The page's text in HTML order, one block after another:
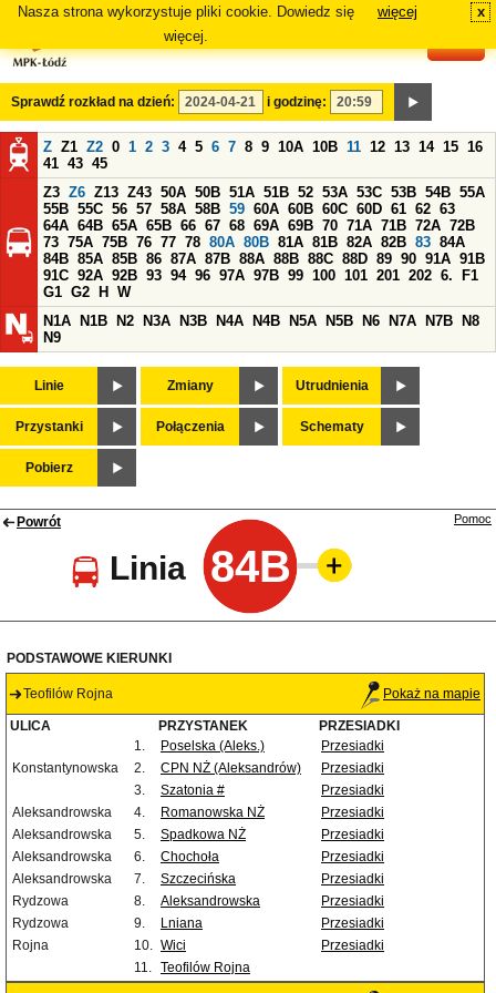
Nasza strona wykorzystuje pliki cookie. Dowiedz się
więcej.
więcej x
Sprawdź rozkład na dzień: i godzinę:
Z Z1 Z2 0 1 2 3 4 5 6 7 8 9 10A 10B 11 12 13 14 15 16
41 43 45
Z3 Z6 Z13 Z43 50A 50B 51A 51B 52 53A 53C 53B 54B 55A
55B 55C 56 57 58A 58B 59 60A 60B 60C 60D 61 62 63
64A 64B 65A 65B 66 67 68 69A 69B 70 71A 71B 72A 72B
73 75A 75B 76 77 78 80A 80B 81A 81B 82A 82B 83 84A
84B 85A 85B 86 87A 87B 88A 88B 88C 88D 89 90 91A 91B
91C 92A 92B 93 94 96 97A 97B 99 100 101 201 202 6.
F1
G1 G2 H
W
N1A
N1B N2 N3A N3B N4A N4B N5A N5B N6 N7A N7B
N8
N9
Linie Zmiany Utrudnienia
Przystanki Połączenia Schematy
Pobierz
Powrót
Linia 84B
Pomoc
PODSTAWOWE KIERUNKI
Teofilów Rojna Pokaż na mapie
ULICA PRZYSTANEK
PRZESIADKI
1.
Poselska (Aleks.)
Przesiadki
Konstantynowska
2. CPN NŻ (Aleksandrów)
Przesiadki
3.
Szatonia #
Przesiadki
Aleksandrowska
4. Romanowska NŻ
Przesiadki
Aleksandrowska
5. Spadkowa NŻ
Przesiadki
Aleksandrowska
6. Chochoła
Przesiadki
Aleksandrowska
7. Szczecińska
Przesiadki
Rydzowa
8. Aleksandrowska
Przesiadki
Rydzowa
9. Lniana
Przesiadki
Rojna
10. Wici
Przesiadki
11. Teofilów Rojna